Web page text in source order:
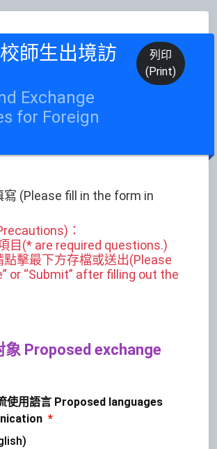
師生出境訪
Exchange
for Foreign
列印
(Print)
寫 (Please fill in the form in
：
目(* are required questions.)
點擊最下方存檔或送出(Please
or “Submit” after filling out the
象 Proposed exchange
使用語言 Proposed languages
*